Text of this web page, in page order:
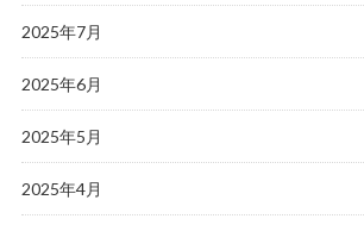
2025年7月
2025年6月
2025年5月
2025年4月